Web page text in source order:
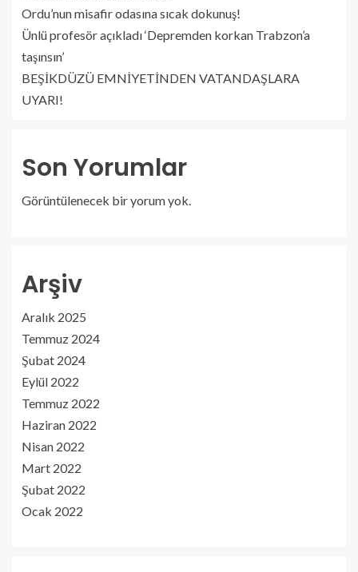
Ordu’nun misafir odasına sıcak dokunuş!
Ünlü profesör açıkladı ‘Depremden korkan Trabzon’a
taşınsın’
BEŞİKDÜZÜ EMNİYETİNDEN VATANDAŞLARA
UYARI!
Son Yorumlar
Görüntülenecek bir yorum yok.
Arşiv
Aralık 2025
Temmuz 2024
Şubat 2024
Eylül 2022
Temmuz 2022
Haziran 2022
Nisan 2022
Mart 2022
Şubat 2022
Ocak 2022